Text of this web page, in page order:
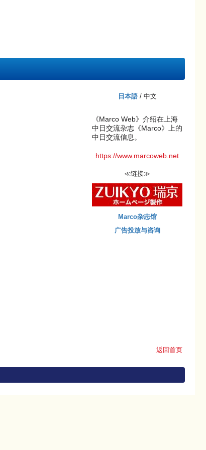
日本語/ 中文
《Marco Web》介绍在上海
中日交流杂志《Marco》上的
中日交流信息。
https://www.marcoweb.net
≪链接≫
Marco杂志馆
广告投放与咨询
返回首页